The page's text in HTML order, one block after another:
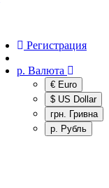
Регистрация
р. Валюта
€ Euro
$ US Dollar
грн. Гривна
р. Рубль